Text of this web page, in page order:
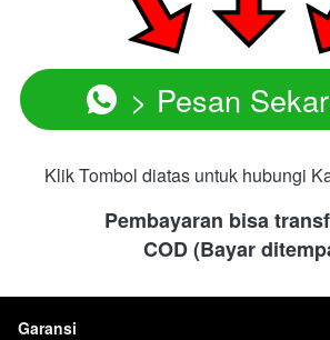
` > Pesan
Klik Tombol diatas untuk hubungi
Pembayaran bisa
COD (Bayar
Garansi